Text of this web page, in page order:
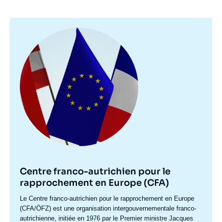
Centre franco-autrichien pour le
rapprochement en Europe (CFA)
Accroche
centre
Le Centre franco-autrichien pour le rapprochement en Europe
(CFA/ÖFZ) est une organisation intergouvernementale franco-
autrichienne, initiée en 1976 par le Premier ministre Jacques